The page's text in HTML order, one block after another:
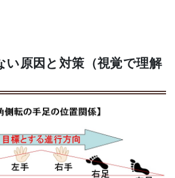
い原因と対策（視覚で理解